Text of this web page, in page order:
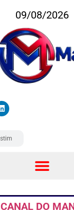
09/08/2026
CANAL DO